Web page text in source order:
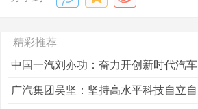
精彩推荐
中国一汽刘亦功：奋力开创新时代汽车
广汽集团吴坚：坚持高水平科技自立自